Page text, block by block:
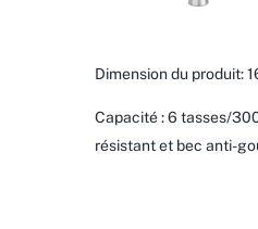
Dimension du produit:
Capacité : 6 tasses/
résistant et bec anti-